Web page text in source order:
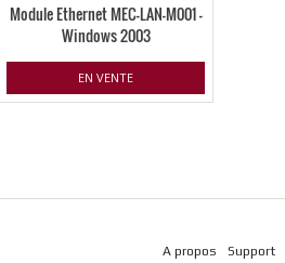
Module Ethernet MEC-LAN-M001 –
Windows 2003
EN VENTE
A propos Support